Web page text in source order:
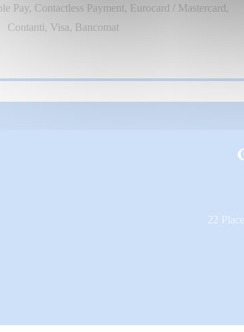
Pay, Contactless Payment, Eurocard / Mastercard,
Contanti, Visa, Bancomat
22